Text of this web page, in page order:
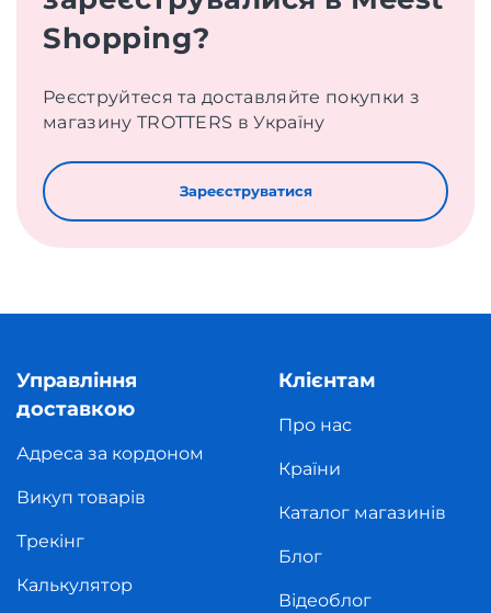
Shopping?
Реєструйтеся та доставляйте покупки з
магазину TROTTERS в Україну
Зареєструватися
Управління
доставкою
Адреса за кордоном
Викуп товарів
Трекінг
Калькулятор
Клієнтам
Про нас
Країни
Каталог магазинів
Блог
Відеоблог